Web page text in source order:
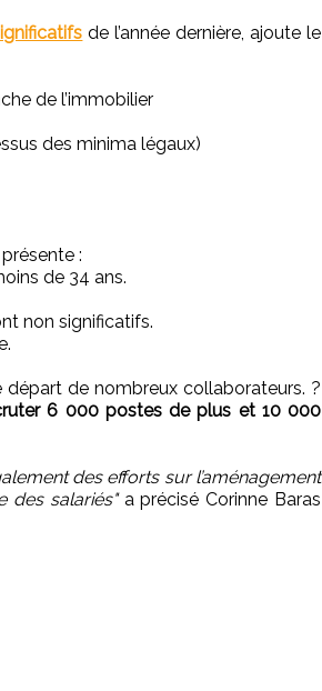
de l’année dernière, ajoute le
de l’immobilier
des minima légaux)
:
de 34 ans.
non significatifs.
de nombreux collaborateurs. ?
6 000 postes de plus et 10 000
des efforts sur l’aménagement
des salariés"a précisé Corinne Baras